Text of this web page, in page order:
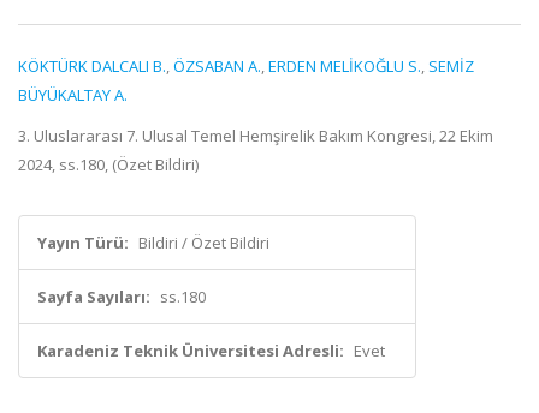
KÖKTÜRK DALCALI B.,ÖZSABAN A.,ERDEN MELİKOĞLU S., SEMİZ
BÜYÜKALTAY A.
3. Uluslararası 7. Ulusal Temel Hemşirelik Bakım Kongresi, 22 Ekim
2024, ss.180, (Özet Bildiri)
Yayın Türü: Bildiri / Özet Bildiri
Sayfa Sayıları: ss.180
Karadeniz Teknik Üniversitesi Adresli: Evet